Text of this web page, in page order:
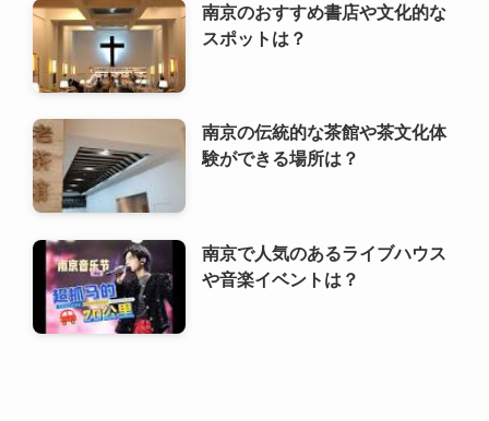
南京のおすすめ書店や文化的な
スポットは？
南京の伝統的な茶館や茶文化体
験ができる場所は？
南京で人気のあるライブハウス
や音楽イベントは？